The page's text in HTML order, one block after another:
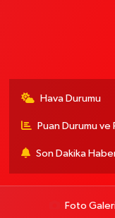
Hava Durumu
Puan Durumu ve
Son Dakika
Foto